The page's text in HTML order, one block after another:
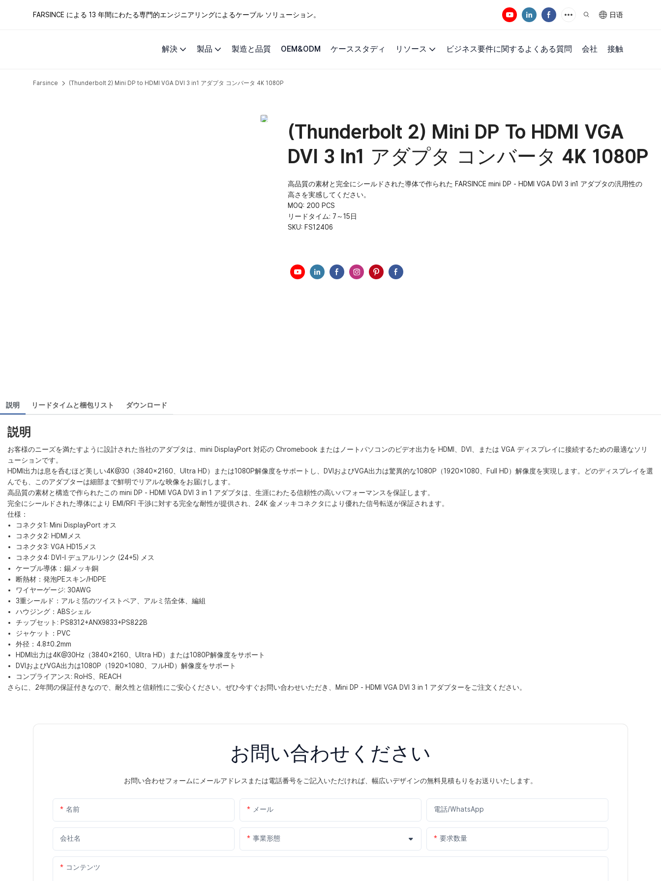
FARSINCE による 13 年間にわたる専門的エンジニアリングによるケーブル ソリューション。 日语
解決 製品 製造と品質 OEM&ODM ケーススタディ リソース ビジネス要件に関するよくある質問 会社 接触
Farsince (Thunderbolt 2) Mini DP to HDMI VGA DVI 3 in1 アダプタ コンバータ 4K 1080P
(Thunderbolt 2) Mini DP To HDMI VGA
DVI 3 In1 アダプタ コンバータ 4K 1080P
高品質の素材と完全にシールドされた導体で作られた FARSINCE mini DP - HDMI VGA DVI 3 in1 アダプタの汎用性の
高さを実感してください。
MOQ: 200 PCS
リードタイム: 7～15日
SKU: FS12406
説明 リードタイムと梱包リスト ダウンロード
説明
お客様のニーズを満たすように設計された当社のアダプタは、mini DisplayPort 対応の Chromebook またはノートパソコンのビデオ出力を HDMI、DVI、または VGA ディスプレイに接続するための最適なソリ
ューションです。
HDMI出力は息を呑むほど美しい4K@30（3840×2160、Ultra HD）または1080P解像度をサポートし、DVIおよびVGA出力は驚異的な1080P（1920×1080、Full HD）解像度を実現します。どのディスプレイを選
んでも、このアダプターは細部まで鮮明でリアルな映像をお届けします。
高品質の素材と構造で作られたこの mini DP - HDMI VGA DVI 3 in 1 アダプタは、生涯にわたる信頼性の高いパフォーマンスを保証します。
完全にシールドされた導体により EMI/RFI 干渉に対する完全な耐性が提供され、24K 金メッキコネクタにより優れた信号転送が保証されます。
仕様：
コネクタ1: Mini DisplayPort オス
コネクタ2: HDMIメス
コネクタ3: VGA HD15メス
コネクタ4: DVI-I デュアルリンク (24+5) メス
ケーブル導体：錫メッキ銅
断熱材：発泡PEスキン/HDPE
ワイヤーゲージ: 30AWG
3重シールド：アルミ箔のツイストペア、アルミ箔全体、編組
ハウジング：ABSシェル
チップセット: PS8312+ANX9833+PS822B
ジャケット：PVC
外径：4.8±0.2mm
HDMI出力は4K@30Hz（3840×2160、Ultra HD）または1080P解像度をサポート
DVIおよびVGA出力は1080P（1920×1080、フルHD）解像度をサポート
コンプライアンス: RoHS、REACH
さらに、2年間の保証付きなので、耐久性と信頼性にご安心ください。ぜひ今すぐお問い合わせいただき、Mini DP - HDMI VGA DVI 3 in 1 アダプターをご注文ください。
お問い合わせください
お問い合わせフォームにメールアドレスまたは電話番号をご記入いただければ、幅広いデザインの無料見積もりをお送りいたします。
名前 メール 電話/WhatsApp
会社名 事業形態 要求数量
コンテンツ